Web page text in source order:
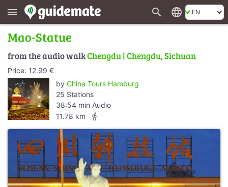
menu search language
Mao-Statue
from the audio walkChengdu | Chengdu, Sichuan
Price: 12.99 €
by China Tours Hamburg
25 Stations
38:54 min Audio
11.78 km
directions_walk